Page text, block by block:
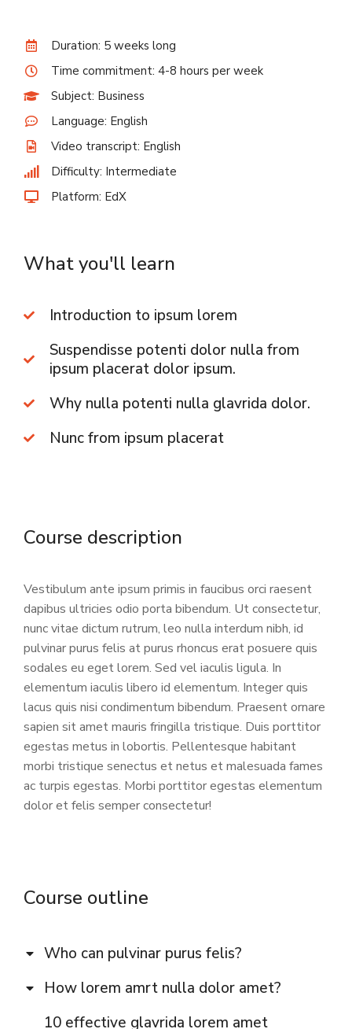
Duration: 5 weeks long
Time commitment: 4-8 hours per week
Subject: Business
Language: English
Video transcript: English
Difficulty: Intermediate
Platform: EdX
What you'll learn
Introduction to ipsum lorem
Suspendisse potenti dolor nulla from
ipsum placerat dolor ipsum.
Why nulla potenti nulla glavrida dolor.
Nunc from ipsum placerat
Course description
Vestibulum ante ipsum primis in faucibus orci raesent
dapibus ultricies odio porta bibendum. Ut consectetur,
nunc vitae dictum rutrum, leo nulla interdum nibh, id
pulvinar purus felis at purus rhoncus erat posuere quis
sodales eu eget lorem. Sed vel iaculis ligula. In
elementum iaculis libero id elementum. Integer quis
lacus quis nisi condimentum bibendum. Praesent ornare
sapien sit amet mauris fringilla tristique. Duis porttitor
egestas metus in lobortis. Pellentesque habitant
morbi tristique senectus et netus et malesuada fames
ac turpis egestas. Morbi porttitor egestas elementum
dolor et felis semper consectetur!
Course outline
Who can pulvinar purus felis?
How lorem amrt nulla dolor amet?
10 effective glavrida lorem amet